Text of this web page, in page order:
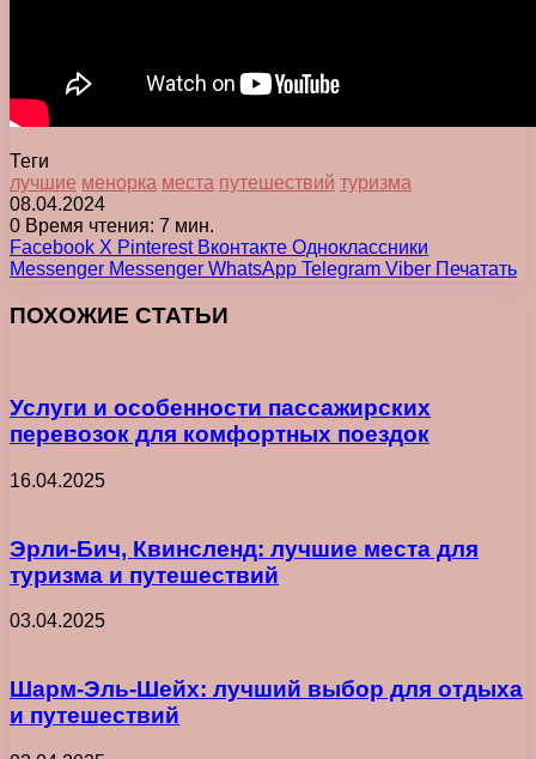
Теги
лучшие менорка места путешествий туризма
08.04.2024
0 Время чтения: 7 мин.
Facebook X Pinterest Вконтакте Одноклассники
Messenger Messenger WhatsApp Telegram Viber Печатать
ПОХОЖИЕ СТАТЬИ
Услуги и особенности пассажирских
перевозок для комфортных поездок
16.04.2025
Эрли-Бич, Квинсленд: лучшие места для
туризма и путешествий
03.04.2025
Шарм-Эль-Шейх: лучший выбор для отдыха
и путешествий